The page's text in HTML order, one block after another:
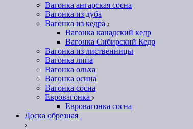
Вагонка ангарская сосна
Вагонка из дуба
Вагонка из кедра
Вагонка канадский кедр
Вагонка Сибирский Кедр
Вагонка из лиственницы
Вагонка липа
Вагонка ольха
Вагонка осина
Вагонка сосна
Евровагонка
Евровагонка сосна
Доска обрезная